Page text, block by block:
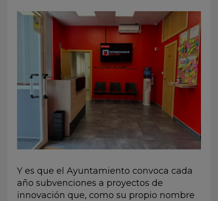
Y es que el Ayuntamiento convoca cada
año subvenciones a proyectos de
innovación que, como su propio nombre